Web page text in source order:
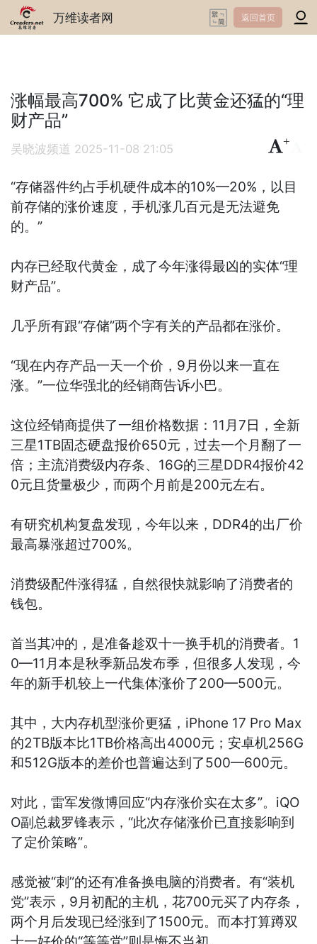
万维读者网 返回首页
涨幅最高700% 它成了比黄金还猛的“理
财产品”
吴晓波频道 2025-11-08 21:05
+
“存储器件约占手机硬件成本的10%—20%，以目
前存储的涨价速度，手机涨几百元是无法避免
的。”
内存已经取代黄金，成了今年涨得最凶的实体“理
财产品”。
几乎所有跟“存储”两个字有关的产品都在涨价。
“现在内存产品一天一个价，9月份以来一直在
涨。”一位华强北的经销商告诉小巴。
这位经销商提供了一组价格数据：11月7日，全新
三星1TB固态硬盘报价650元，过去一个月翻了一
倍；主流消费级内存条、16G的三星DDR4报价42
0元且货量极少，而两个月前是200元左右。
有研究机构复盘发现，今年以来，DDR4的出厂价
最高暴涨超过700%。
消费级配件涨得猛，自然很快就影响了消费者的
钱包。
首当其冲的，是准备趁双十一换手机的消费者。1
0—11月本是秋季新品发布季，但很多人发现，今
年的新手机较上一代集体涨价了200—500元。
其中，大内存机型涨价更猛，iPhone 17 Pro Max
的2TB版本比1TB价格高出4000元；安卓机256G
和512G版本的差价也普遍达到了500—600元。
对此，雷军发微博回应“内存涨价实在太多”。iQO
O副总裁罗锋表示，“此次存储涨价已直接影响到
了定价策略”。
感觉被“刺”的还有准备换电脑的消费者。有“装机
党”表示，9月初配的主机，花700元买了内存条，
两个月后发现已经涨到了1500元。而本打算蹲双